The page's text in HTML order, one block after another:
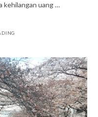
kehilangan uang …